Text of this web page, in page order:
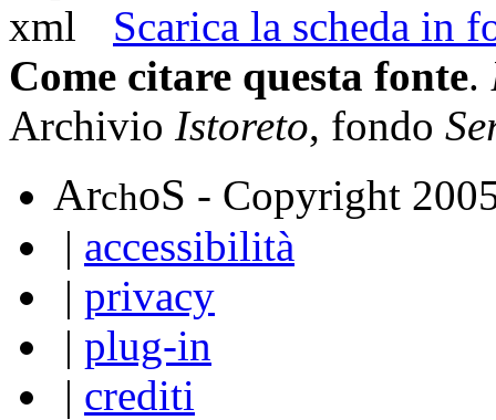
Scarica la scheda in
Come citare questa fonte.
Archivio Istoreto, fondo
ArchoS - Copyright
| accessibilità
| privacy
| plug-in
| crediti